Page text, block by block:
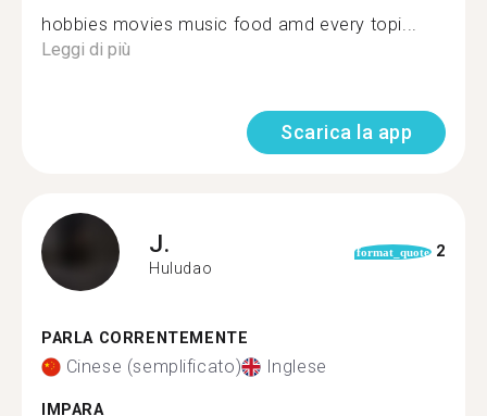
hobbies movies music food amd every topi...
Leggi di più
Scarica la app
J.
Huludao
format_quote 2
PARLA CORRENTEMENTE
Cinese (semplificato) Inglese
IMPARA